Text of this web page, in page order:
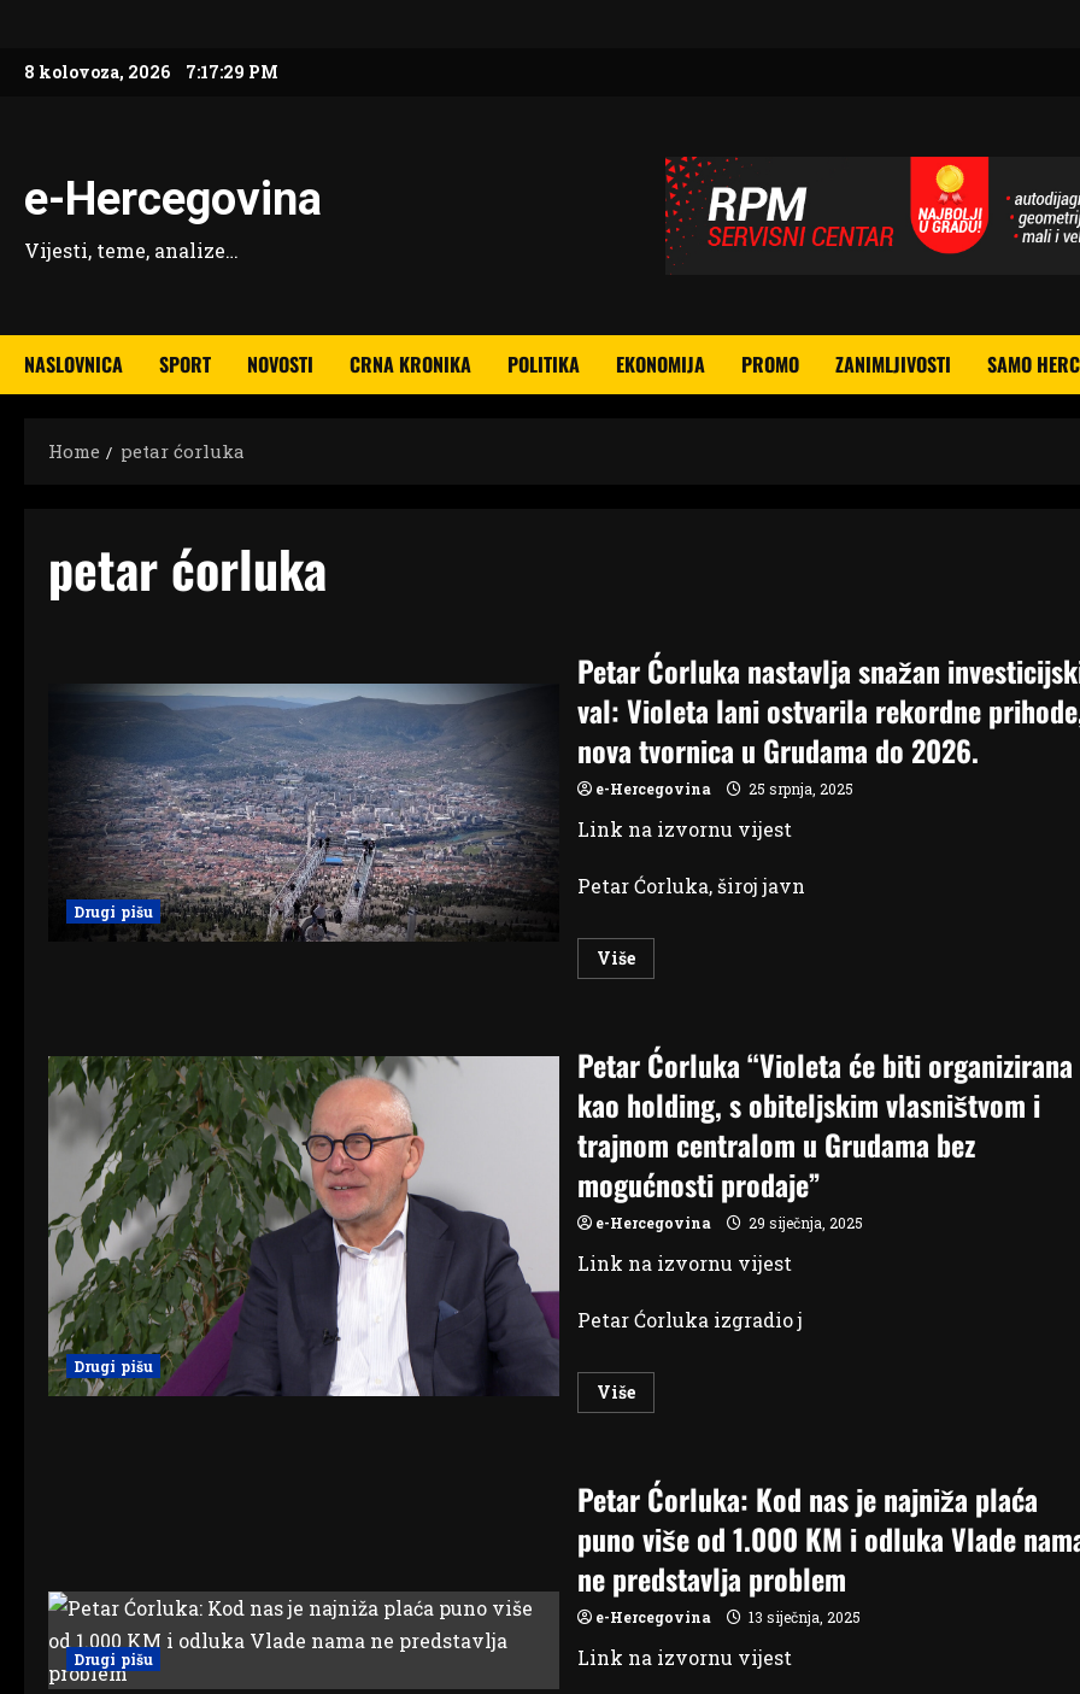
content
8 kolovoza, 2026 7:17:30 PM
e-Hercegovina
Vijesti, teme, analize…
NASLOVNICA SPORT NOVOSTI CRNA KRONIKA POLITIKA EKONOMIJA PROMO ZANIMLJIVOSTI SAMO
Home petar ćorluka
petar ćorluka
Drugi pišu
Petar Ćorluka nastavlja snažan
val: Violeta lani ostvarila rekordne
nova tvornica u Grudama do 2026.
e-Hercegovina 25 srpnja, 2025
Link na izvornu vijest
Petar Ćorluka, široj javn
VišeRead
more
nastavlja
snažan
investicijski
val:
Violeta
lani
ostvarila
rekordne
prihode,
nova
u
do
2026.
Drugi pišu
Petar Ćorluka “Violeta će biti organizirana
kao holding, s obiteljskim vlasništvom i
trajnom centralom u Grudama bez
mogućnosti prodaje”
e-Hercegovina 29 siječnja, 2025
Link na izvornu vijest
Petar Ćorluka izgradio j
VišeRead
more
“Violeta
će
biti
organizirana
kao
holding,
s
obiteljskim
vlasništvom
i
trajnom
centralom
Drugi pišu
Petar Ćorluka: Kod nas je najniža plaća
puno više od 1.000 KM i odluka Vlade
ne predstavlja problem
e-Hercegovina 13 siječnja, 2025
Link na izvornu vijest